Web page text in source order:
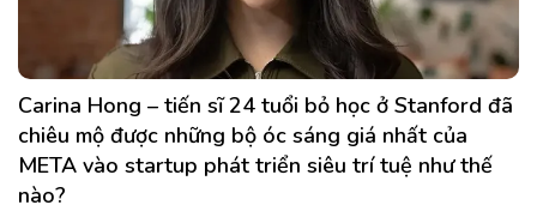
Carina Hong – tiến sĩ 24 tuổi bỏ học ở Stanford đã
chiêu mộ được những bộ óc sáng giá nhất của
META vào startup phát triển siêu trí tuệ như thế
nào?